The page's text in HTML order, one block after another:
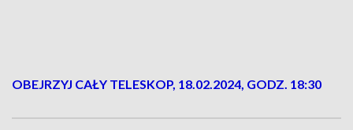
OBEJRZYJ CAŁY TELESKOP, 18.02.2024, GODZ. 18:30